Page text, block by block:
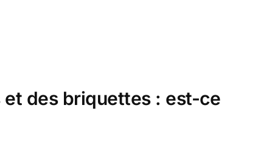
et des briquettes : est-ce